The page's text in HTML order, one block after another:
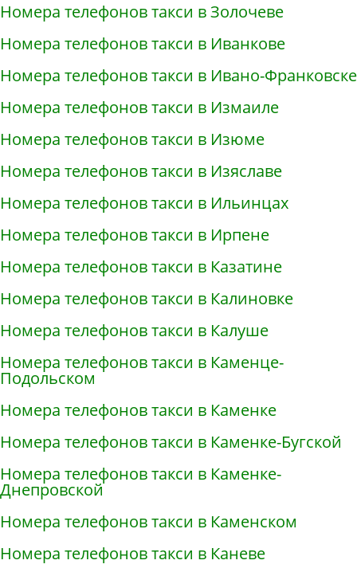
Номера телефонов такси в Золочеве
Номера телефонов такси в Иванкове
Номера телефонов такси в Ивано-Франковске
Номера телефонов такси в Измаиле
Номера телефонов такси в Изюме
Номера телефонов такси в Изяславе
Номера телефонов такси в Ильинцах
Номера телефонов такси в Ирпене
Номера телефонов такси в Казатине
Номера телефонов такси в Калиновке
Номера телефонов такси в Калуше
Номера телефонов такси в Каменце-
Подольском
Номера телефонов такси в Каменке
Номера телефонов такси в Каменке-Бугской
Номера телефонов такси в Каменке-
Днепровской
Номера телефонов такси в Каменском
Номера телефонов такси в Каневе